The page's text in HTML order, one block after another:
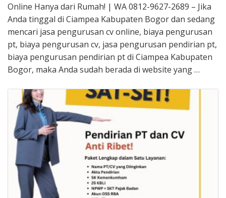
Online Hanya dari Rumah! | WA 0812-9627-2689 – Jika
Anda tinggal di Ciampea Kabupaten Bogor dan sedang
mencari jasa pengurusan cv online, biaya pengurusan
pt, biaya pengurusan cv, jasa pengurusan pendirian pt,
biaya pengurusan pendirian pt di Ciampea Kabupaten
Bogor, maka Anda sudah berada di website yang …